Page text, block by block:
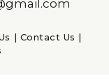
| Contact Us |